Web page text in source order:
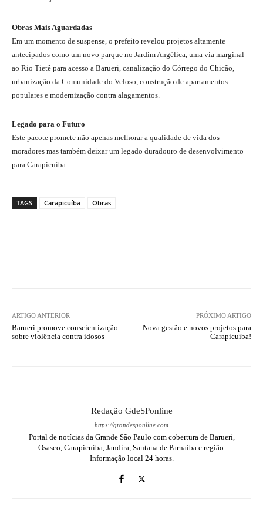
Obras Mais Aguardadas
Em um momento de suspense, o prefeito revelou projetos altamente
antecipados como um novo parque no Jardim Angélica, uma via marginal
ao Rio Tietê para acesso a Barueri, canalização do Córrego do Chicão,
urbanização da Comunidade do Veloso, construção de apartamentos
populares e modernização contra alagamentos.
Legado para o Futuro
Este pacote promete não apenas melhorar a qualidade de vida dos
moradores mas também deixar um legado duradouro de desenvolvimento
para Carapicuíba.
TAGS Carapicuíba Obras
ARTIGO ANTERIOR
Barueri promove conscientização
sobre violência contra idosos
PRÓXIMO ARTIGO
Nova gestão e novos projetos para
Carapicuíba!
Redação GdeSPonline
https://grandesponline.com
Portal de notícias da Grande São Paulo com cobertura de Barueri,
Osasco, Carapicuíba, Jandira, Santana de Parnaíba e região.
Informação local 24 horas.